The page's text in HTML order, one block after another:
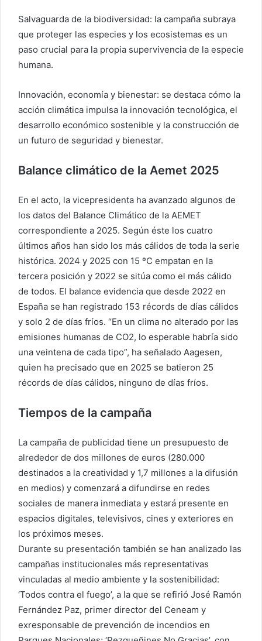
Salvaguarda de la biodiversidad: la campaña subraya
que proteger las especies y los ecosistemas es un
paso crucial para la propia supervivencia de la especie
humana.
Innovación, economía y bienestar: se destaca cómo la
acción climática impulsa la innovación tecnológica, el
desarrollo económico sostenible y la construcción de
un futuro de seguridad y bienestar.
Balance climático de la Aemet 2025
En el acto, la vicepresidenta ha avanzado algunos de
los datos del Balance Climático de la AEMET
correspondiente a 2025. Según éste los cuatro
últimos años han sido los más cálidos de toda la serie
histórica. 2024 y 2025 con 15 ºC empatan en la
tercera posición y 2022 se sitúa como el más cálido
de todos. El balance evidencia que desde 2022 en
España se han registrado 153 récords de días cálidos
y solo 2 de días fríos. “En un clima no alterado por las
emisiones humanas de CO2, lo esperable habría sido
una veintena de cada tipo”, ha señalado Aagesen,
quien ha precisado que en 2025 se batieron 25
récords de días cálidos, ninguno de días fríos.
Tiempos de la campaña
La campaña de publicidad tiene un presupuesto de
alrededor de dos millones de euros (280.000
destinados a la creatividad y 1,7 millones a la difusión
en medios) y comenzará a difundirse en redes
sociales de manera inmediata y estará presente en
espacios digitales, televisivos, cines y exteriores en
los próximos meses.
Durante su presentación también se han analizado las
campañas institucionales más representativas
vinculadas al medio ambiente y la sostenibilidad:
‘Todos contra el fuego’, a la que se refirió José Ramón
Fernández Paz, primer director del Ceneam y
exresponsable de prevención de incendios en